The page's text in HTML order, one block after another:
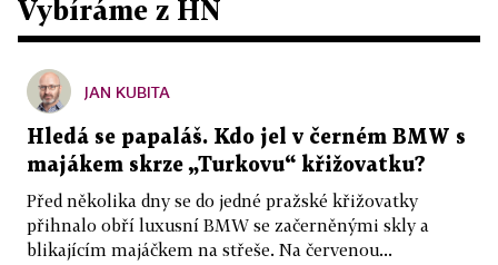
Vybíráme z HN
JAN KUBITA
Hledá se papaláš. Kdo jel v černém BMW s
majákem skrze „Turkovu“ křižovatku?
Před několika dny se do jedné pražské křižovatky
přihnalo obří luxusní BMW se začerněnými skly a
blikajícím majáčkem na střeše. Na červenou...